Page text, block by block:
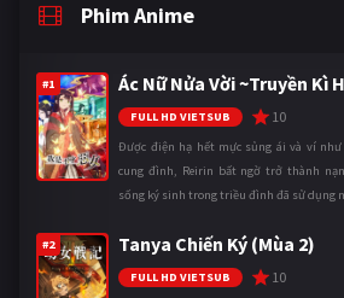
Phim Anime
#1 Ác Nữ Nửa Vời ~Truyền Kì
FULL HD VIETSUB 10
Được điện hạ hết mực sủng ái và ví
cung đình, Reirin bất ngờ trở thành
sống ký sinh trong triều đình đã sử dụng
#2 Tanya Chiến Ký (Mùa 2)
FULL HD VIETSUB 10